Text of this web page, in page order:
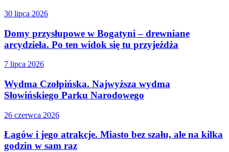
30 lipca 2026
Domy przysłupowe w Bogatyni – drewniane
arcydzieła. Po ten widok się tu przyjeżdża
7 lipca 2026
Wydma Czołpińska. Najwyższa wydma
Słowińskiego Parku Narodowego
26 czerwca 2026
Łagów i jego atrakcje. Miasto bez szału, ale na kilka
godzin w sam raz